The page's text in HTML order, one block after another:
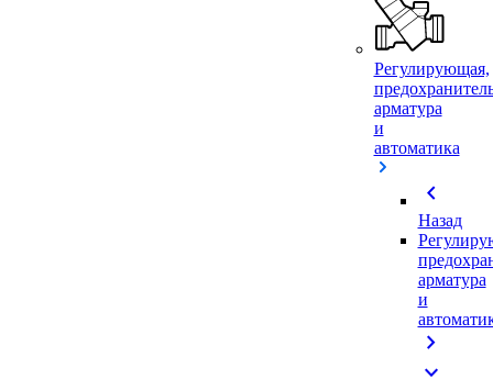
Регулирующая,
арматура
и
автоматика
chevron_left
Назад
арматура
и
chevron_right
expand_more